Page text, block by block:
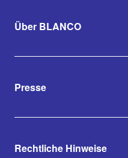
Über BLANCO
Presse
Rechtliche Hinweise